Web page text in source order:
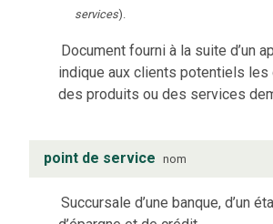
services).
Document fourni à la suite d’un
indique aux clients potentiels
des produits ou des services
point de service nom
Succursale d’une banque, d’un